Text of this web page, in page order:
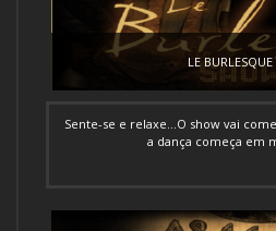
LE
Sente-se e relaxe...O show vai
a dança começa em